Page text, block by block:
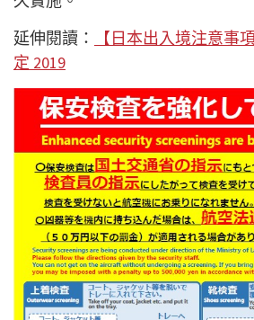
延伸閱讀：
【日本出入境注意事
定 2019